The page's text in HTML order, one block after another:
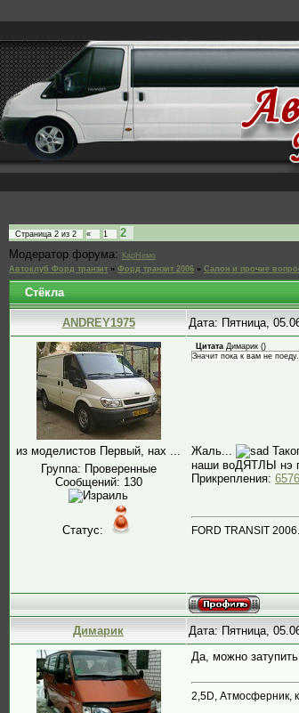
Страница 2 из 2 « 1
2
Модератор форума:
КарНемо
Автоклуб Форд транзит » Форд транзит 2006 » Салон и прочие
Стёкла
ANDREY1975 Дата: Пятница,
из моделистов Первый, нах ...
Группа: Проверенные
Сообщений: 130
Статус:
Цитата Димарик ()
Значит пока к вам не
Жаль...
наши воДЯТЛЫ нэ
Прикрепления:
FORD TRANSIT
Димарик Дата: Пятница,
Да, можно
2,5D, Атмосферник,